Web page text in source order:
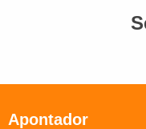
Apontador